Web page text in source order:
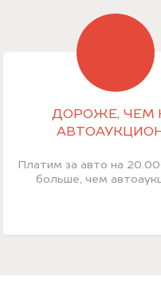
ДОРОЖЕ, ЧЕМ
Платим за авто на
больше, чем